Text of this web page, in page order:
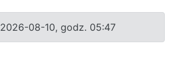
2026-08-10, godz. 05:47